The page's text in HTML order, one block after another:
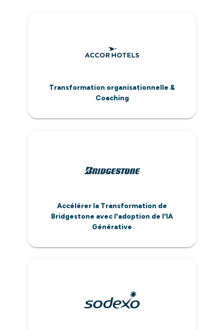
Transformation organisationnelle &
Coaching
Accélérer la Transformation de
Bridgestone avec l'adoption de l'IA
Générative